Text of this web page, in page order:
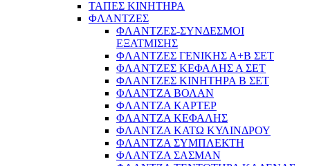
ΤΑΠΕΣ ΚΙΝΗΤΗΡΑ
ΦΛΑΝΤΖΕΣ
ΦΛΑΝΤΖΕΣ-ΣΥΝΔΕΣΜΟΙ
ΕΞΑΤΜΙΣΗΣ
ΦΛΑΝΤΖΕΣ ΓΕΝΙΚΗΣ Α+Β ΣΕΤ
ΦΛΑΝΤΖΕΣ ΚΕΦΑΛΗΣ Α ΣΕΤ
ΦΛΑΝΤΖΕΣ ΚΙΝΗΤΗΡΑ Β ΣΕΤ
ΦΛΑΝΤΖΑ ΒΟΛΑΝ
ΦΛΑΝΤΖΑ ΚΑΡΤΕΡ
ΦΛΑΝΤΖΑ ΚΕΦΑΛΗΣ
ΦΛΑΝΤΖΑ ΚΑΤΩ ΚΥΛΙΝΔΡΟΥ
ΦΛΑΝΤΖΑ ΣΥΜΠΛΕΚΤΗ
ΦΛΑΝΤΖΑ ΣΑΣΜΑΝ